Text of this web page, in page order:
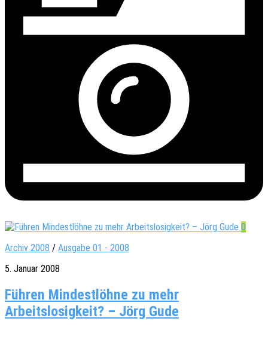
0
Archiv 2008 / Ausgabe 01 - 2008
5. Januar 2008
Führen Mindestlöhne zu mehr
Arbeitslosigkeit? – Jörg Gude